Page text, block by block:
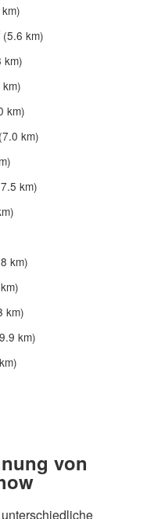
(5.6 km)
km)
km)
(7.0 km)
km)
km)
km)
km)
von